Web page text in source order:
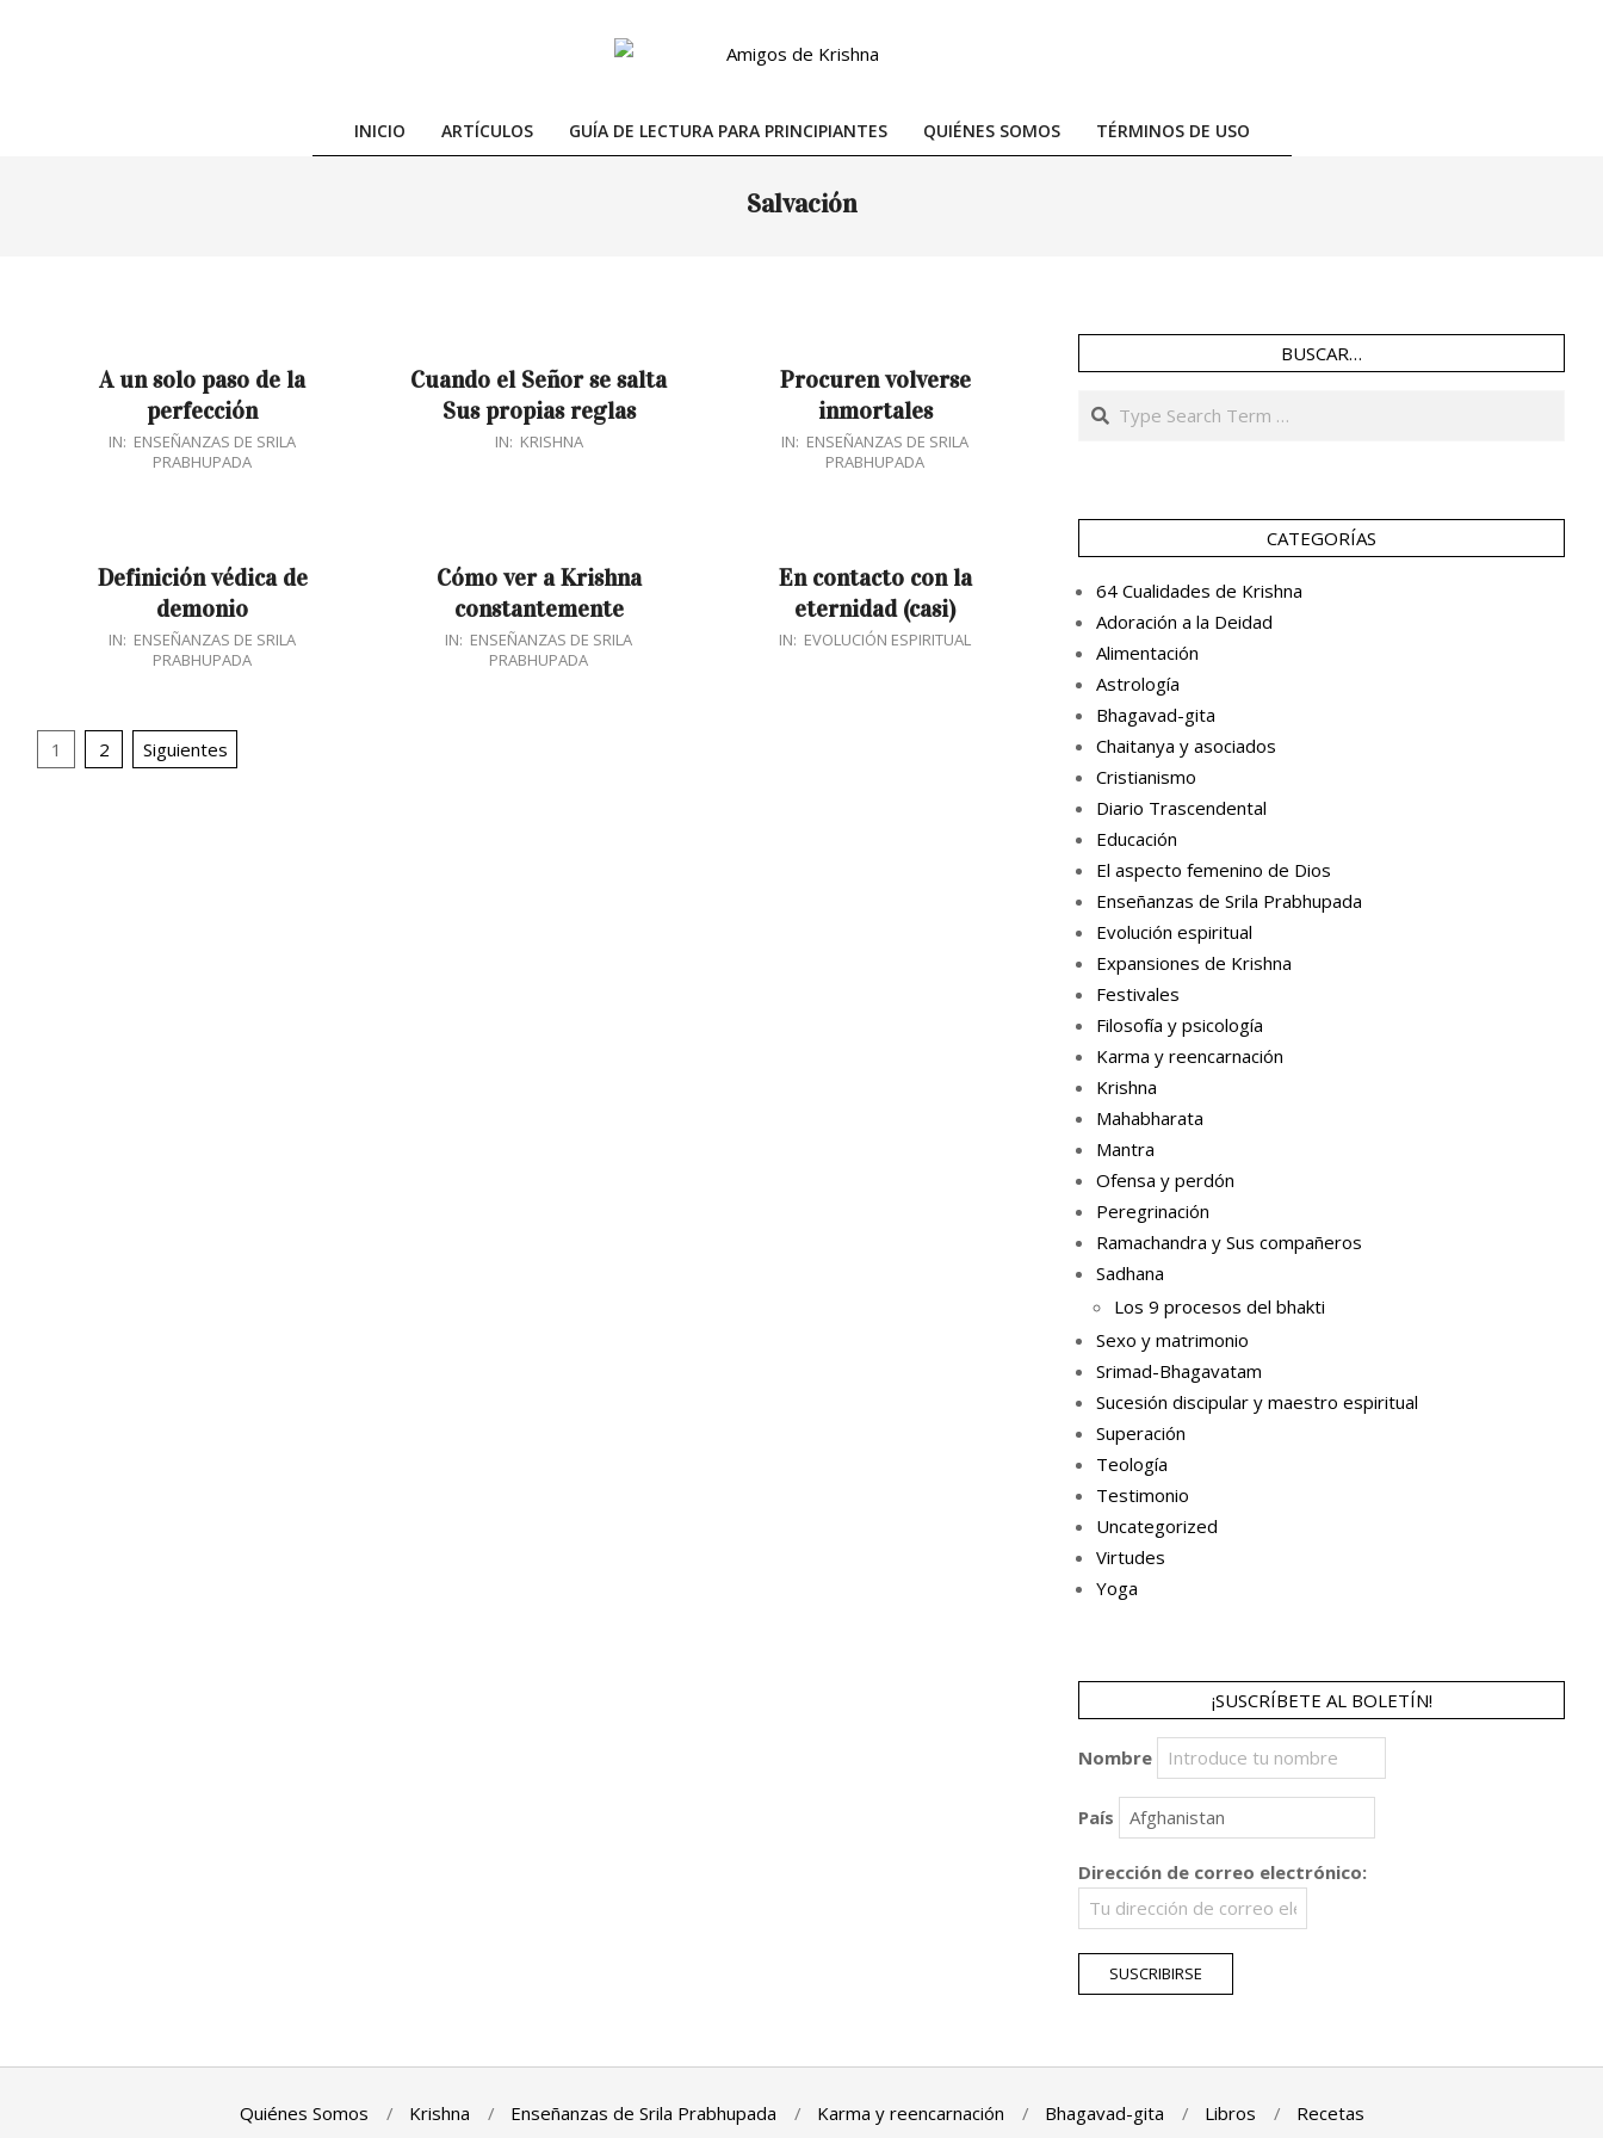
Primary
Menu
INICIO ARTÍCULOS GUÍA DE LECTURA PARA PRINCIPIANTES QUIÉNES SOMOS TÉRMINOS DE USO
Salvación
A un solo paso de la
perfección
2018-IN: ENSEÑANZAS DE SRILA
PRABHUPADA
Cuando el Señor se salta
Sus propias reglas
IN: KRISHNA
Procuren volverse
inmortales
2018-IN: ENSEÑANZAS DE SRILA
PRABHUPADA
Definición védica de
demonio
2018-IN: ENSEÑANZAS DE SRILA
PRABHUPADA
Cómo ver a Krishna
constantemente
2017-IN: ENSEÑANZAS DE SRILA
PRABHUPADA
En contacto con la
eternidad (casi)
2017-
IN: EVOLUCIÓN ESPIRITUAL
Navegación
1 2 Siguientes
BUSCAR…
Search
CATEGORÍAS
64 Cualidades de Krishna
Adoración a la Deidad
Alimentación
Astrología
Bhagavad-gita
Chaitanya y asociados
Cristianismo
Diario Trascendental
Educación
El aspecto femenino de Dios
Enseñanzas de Srila Prabhupada
Evolución espiritual
Expansiones de Krishna
Festivales
Filosofía y psicología
Karma y reencarnación
Krishna
Mahabharata
Mantra
Ofensa y perdón
Peregrinación
Ramachandra y Sus compañeros
Sadhana
Los 9 procesos del bhakti
Sexo y matrimonio
Srimad-Bhagavatam
Sucesión discipular y maestro espiritual
Superación
Teología
Testimonio
Uncategorized
Virtudes
Yoga
¡SUSCRÍBETE AL BOLETÍN!
Nombre
País
Dirección de correo electrónico:
Quiénes Somos Krishna Enseñanzas de Srila Prabhupada Karma y reencarnación Bhagavad-gita Libros Recetas